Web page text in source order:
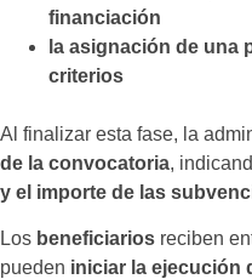
financiación
la asignación de una
criterios
Al finalizar esta fase, la
de la convocatoria,
y el importe de las
Los beneficiarios reciben
pueden iniciar la ejecución